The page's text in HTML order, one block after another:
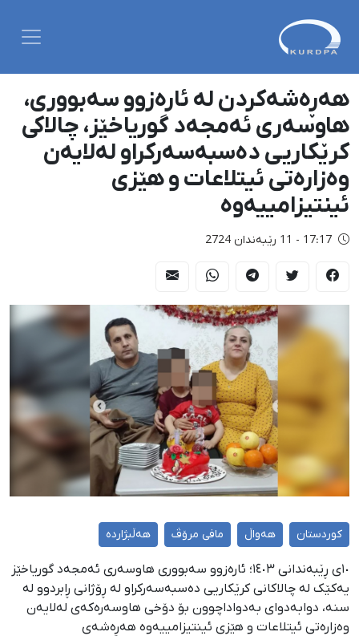
هەڕەشەکردن لە ئارەزوو سەبووری،
هاوسەری ئەمجەد گوریاخێز، چالاکی
کرێکاریی دەسبەسەرکراو لەلایەن
وەزارەتی ئیتلاعات و هێزی
ئینتیزامییەوە
17:17 - 11 رێبەندان 2724
کوردستان هەواڵ مافی مرۆڤ هەڵبژاردە
١٠ی ڕێبەندانی ١٤٠٣؛ ئارەزوو سەبووری هاوسەری ئەمجەد گوریاخێز
یەکێک لە چالاکانی کرێکاریی دەسبەسەرکراو لە ڕۆژانی ڕابردوو لە
سنە، دوابەدوای بەدواداچوون بۆ دۆخی هاوسەرەکەی لەلایەن
وەزارەتی ئیتلاعات و هێزی ئینتیزامییەوە هەڕەشەی